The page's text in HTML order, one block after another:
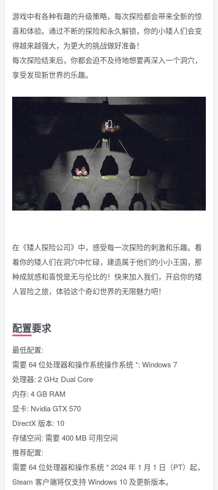
游戏中有各种有趣的升级策略，每次探险都会带来全新的惊
喜和体验。通过不断的探险和永久解锁，你的小矮人们会变
得越来越强大，为更大的挑战做好准备！
每次探险结束后，你都会迫不及待地想要再深入一个洞穴，
享受发现新世界的乐趣。
在《矮人探险公司》中，感受每一次探险的刺激和乐趣。看
着你的矮人们在洞穴中忙碌，建造属于他们的小小王国，那
种成就感和喜悦是无与伦比的！快来加入我们，开启你的矮
人冒险之旅，体验这个奇幻世界的无限魅力吧！
配置要求
最低配置:
需要 64 位处理器和操作系统操作系统 *: Windows 7
处理器: 2 GHz Dual Core
内存: 4 GB RAM
显卡: Nvidia GTX 570
DirectX 版本: 10
存储空间: 需要 400 MB 可用空间
推荐配置:
需要 64 位处理器和操作系统 * 2024 年 1 月 1 日（PT）起，
Steam 客户端将仅支持 Windows 10 及更新版本。